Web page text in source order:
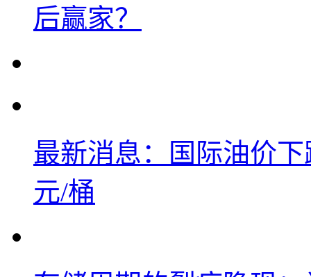
后赢家？
最新消息：国际油价
元/桶